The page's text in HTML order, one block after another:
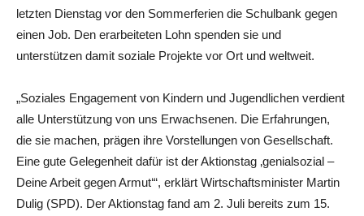
letzten Dienstag vor den Sommerferien die Schulbank gegen
einen Job. Den erarbeiteten Lohn spenden sie und
unterstützen damit soziale Projekte vor Ort und weltweit.
„Soziales Engagement von Kindern und Jugendlichen verdient
alle Unterstützung von uns Erwachsenen. Die Erfahrungen,
die sie machen, prägen ihre Vorstellungen von Gesellschaft.
Eine gute Gelegenheit dafür ist der Aktionstag ‚genialsozial –
Deine Arbeit gegen Armut‘“, erklärt Wirtschaftsminister Martin
Dulig (SPD). Der Aktionstag fand am 2. Juli bereits zum 15.